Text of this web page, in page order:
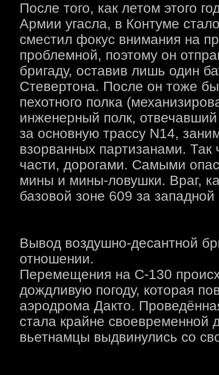
После того, как летом этого
Армии угасла, в Контуме
сместил фокус внимания на
проблемной, поэтому он
бригаду, оставив лишь один
Стевертона. После он тоже
пехотного полка
инженерный полк,
за основную трассу N14,
взорванных партизанами.
части, дорогами. Самыми
мины и мины-ловушки. Враг,
базовой зоне 609 за западной
Вывод воздушно-десантной
отношении.
Перемещения на C-130
дождливую погоду, которая
аэродрома Дакто.
стала крайне своевременной
вьетнамцы выдвинулись со